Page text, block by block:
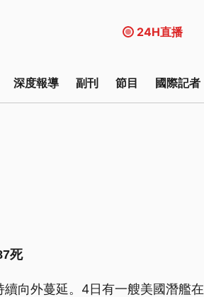
24H直播
深度報導 副刊 節目 國際記者
死
向外蔓延。4日有一艘美國潛艦在